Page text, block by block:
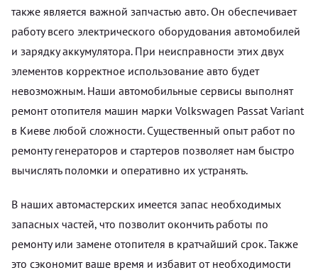
также является важной запчастью авто. Он обеспечивает
работу всего электрического оборудования автомобилей
и зарядку аккумулятора. При неисправности этих двух
элементов корректное использование авто будет
невозможным. Наши автомобильные сервисы выполнят
ремонт отопителя машин марки Volkswagen Passat Variant
в Киеве любой сложности. Существенный опыт работ по
ремонту генераторов и стартеров позволяет нам быстро
вычислять поломки и оперативно их устранять.
В наших автомастерских имеется запас необходимых
запасных частей, что позволит окончить работы по
ремонту или замене отопителя в кратчайший срок. Также
это сэкономит ваше время и избавит от необходимости